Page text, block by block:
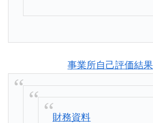
事業所自己評価結果
財務資料